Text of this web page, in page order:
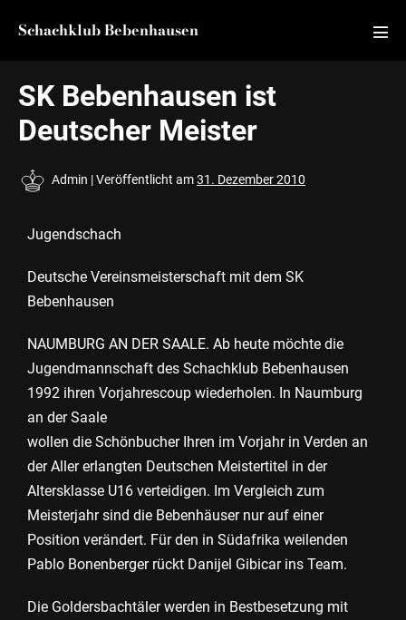
Schachklub Bebenhausen
SK Bebenhausen ist
Deutscher Meister
Admin |Veröffentlicht am31. Dezember 2010
Jugendschach
Deutsche Vereinsmeisterschaft mit dem SK
Bebenhausen
NAUMBURG AN DER SAALE. Ab heute möchte die
Jugendmannschaft des Schachklub Bebenhausen
1992 ihren Vorjahrescoup wiederholen. In Naumburg
an der Saale
wollen die Schönbucher Ihren im Vorjahr in Verden an
der Aller erlangten Deutschen Meistertitel in der
Altersklasse U16 verteidigen. Im Vergleich zum
Meisterjahr sind die Bebenhäuser nur auf einer
Position verändert. Für den in Südafrika weilenden
Pablo Bonenberger rückt Danijel Gibicar ins Team.
Die Goldersbachtäler werden in Bestbesetzung mit